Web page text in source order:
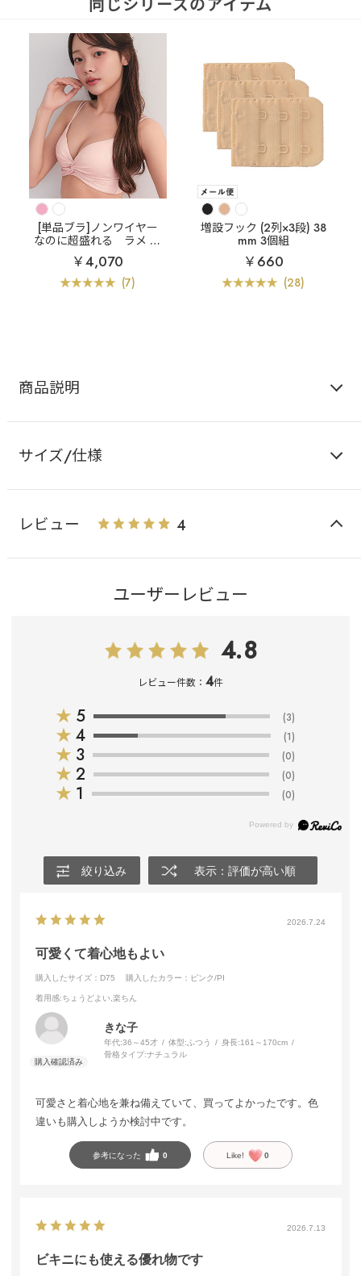
同じシリーズのアイテム
[単品ブラ]ノンワイヤー
なのに超盛れる
ラメ フ
ロントクロス ノンワイヤ
ー 超盛ブラ(R) 単品ブラ
ジャー
￥4,070
(7)
増設フック (2列×3段) 38
mm 3個組
￥660
(28)
商品説明
サイズ/仕様
レビュー 4
ユーザーレビュー
4.8
レビュー件数： 4件
★ 5 (3)
★ 4 (1)
★ 3 (0)
★ 2 (0)
★ 1 (0)
絞り込み 表示：評価が高い順
2026.7.24
可愛くて着心地もよい
購入したサイズ：D75 購入したカラー：ピンク/PI
着用感:ちょうどよい,楽ちん
きな子
年代:36～45才 体型:ふつう 身長:161～170cm
骨格タイプ:ナチュラル
可愛さと着心地を兼ね備えていて、買ってよかったです。色
違いも購入しようか検討中です。
参考になった 0 Like! 0
2026.7.13
ビキニにも使える優れ物です